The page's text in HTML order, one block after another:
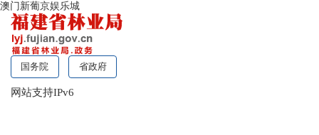
澳门新葡京娱乐城
国务院 省政府
网站支持IPv6